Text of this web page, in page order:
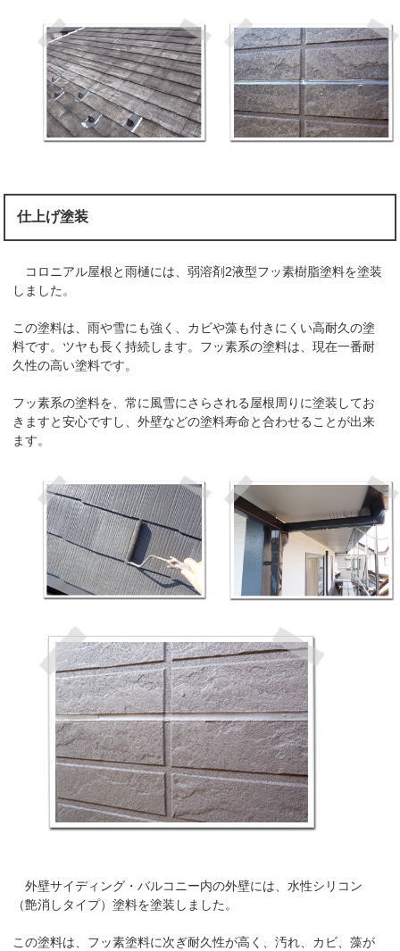
仕上げ塗装
コロニアル屋根と雨樋には、弱溶剤2液型フッ素樹脂塗料を塗装
しました。
この塗料は、雨や雪にも強く、カビや藻も付きにくい高耐久の塗
料です。ツヤも長く持続します。フッ素系の塗料は、現在一番耐
久性の高い塗料です。
フッ素系の塗料を、常に風雪にさらされる屋根周りに塗装してお
きますと安心ですし、外壁などの塗料寿命と合わせることが出来
ます。
外壁サイディング・バルコニー内の外壁には、水性シリコン
（艶消しタイプ）塗料を塗装しました。
この塗料は、フッ素塗料に次ぎ耐久性が高く、汚れ、カビ、藻が